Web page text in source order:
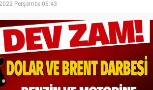
Perşembe 06:43